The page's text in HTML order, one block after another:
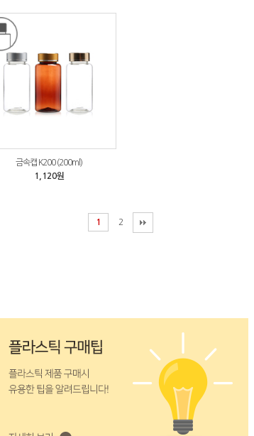
금속캡 K200 (200ml)
1,120원
1 2